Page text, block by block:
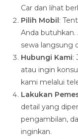
Car dan lihat
Pilih Mobil:
Anda butuhkan.
sewa langsung
Hubungi Kami:
atau ingin
kami melalui
Lakukan
detail yang
pengambilan,
inginkan.